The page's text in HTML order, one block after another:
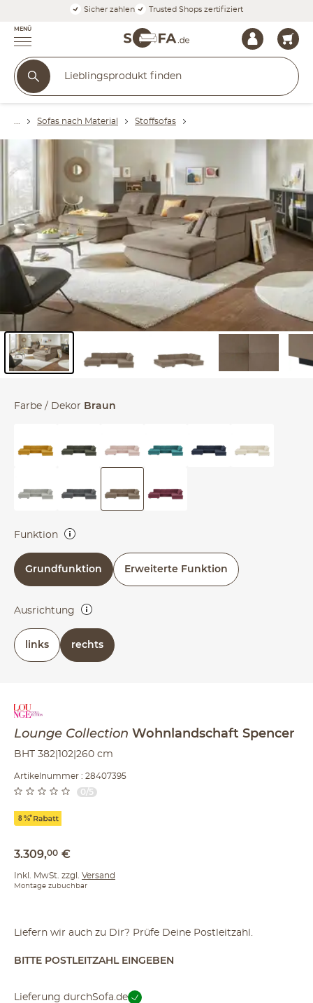
Sicher zahlen Trusted Shops zertifiziert
MENÜ
Sofas nach Material Stoffsofas
Lounge Collection Wohnlandschaft Spencer
BHT 382|102|260 cm
Artikelnummer : 28407395
0/5
3.309,00 €
Inkl. MwSt. zzgl. Versand
Montage zubuchbar
Farbe / Dekor Braun
Funktion
Grundfunktion: Sitztiefenverstellung Erweiterte Funktion:
Sitztiefenverstellung, Schlaffunktion, Bettkasten, Stauraum,
Kopfteilverstellung, Armlehnenverstellung
Grundfunktion Erweiterte Funktion
Ausrichtung
rechts oder links (bezieht sich auf die Draufsicht)
links rechts
Liefern wir auch zu Dir? Prüfe Deine Postleitzahl.
BITTE POSTLEITZAHL EINGEBEN
Lieferung durchSofa.de